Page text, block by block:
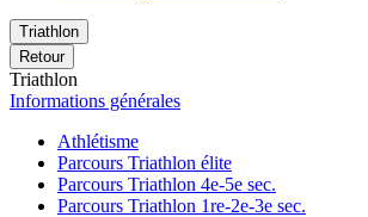
Triathlon
Retour
Triathlon
Informations générales
Athlétisme
Parcours Triathlon élite
Parcours Triathlon 4e-5e sec.
Parcours Triathlon 1re-2e-3e sec.